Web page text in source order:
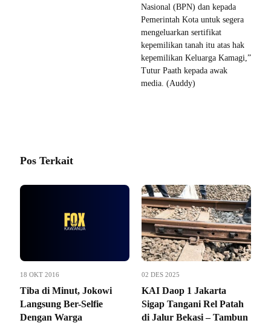
Nasional (BPN) dan kepada
Pemerintah Kota untuk segera
mengeluarkan sertifikat
kepemilikan tanah itu atas hak
kepemilikan Keluarga Kamagi,”
Tutur Paath kepada awak
media. (Auddy)
Pos Terkait
18 OKT 2016
Tiba di Minut, Jokowi
Langsung Ber-Selfie
Dengan Warga
02 DES 2025
KAI Daop 1 Jakarta
Sigap Tangani Rel Patah
di Jalur Bekasi – Tambun